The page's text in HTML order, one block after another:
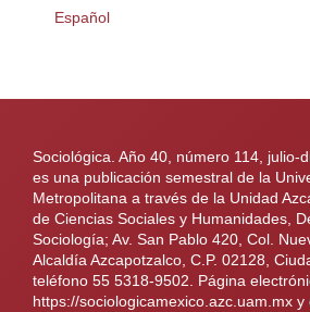
Español
Sociológica. Año 40, número 114, julio-
es una publicación semestral de la
Metropolitana a través de la Unidad
de Ciencias Sociales y Humanidades,
Sociología; Av. San Pablo 420, Col.
Alcaldía Azcapotzalco, C.P. 02128,
teléfono 55 5318-9502. Página
https://sociologicamexico.azc.uam.mx